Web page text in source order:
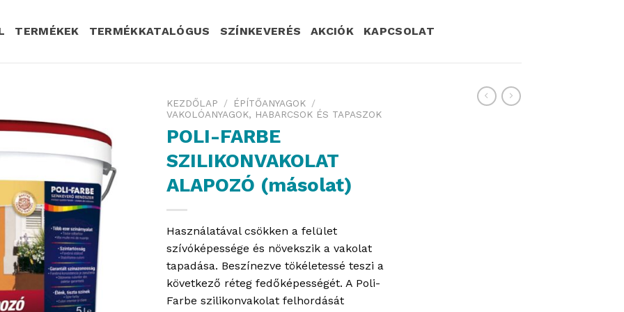
TERMÉKEK TERMÉKKATALÓGUS SZÍNKEVERÉS AKCIÓK KAPCSOLAT
KEZDŐLAP / ÉPÍTŐANYAGOK /
VAKOLÓANYAGOK, HABARCSOK ÉS TAPASZOK
POLI-FARBE
SZILIKONVAKOLAT
ALAPOZÓ (másolat)
Használatával csökken a felület
szívóképessége és növekszik a vakolat
tapadása. Beszínezve tökéletessé teszi a
következő réteg fedőképességét. A Poli-
Farbe szilikonvakolat felhordását